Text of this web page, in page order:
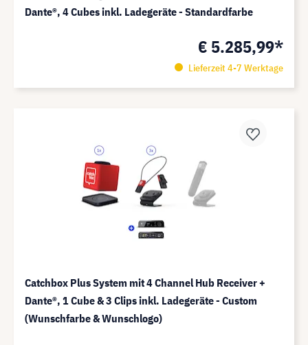
Dante®️, 4 Cubes inkl. Ladegeräte - Standardfarbe
€ 5.285,99*
Lieferzeit 4-7 Werktage
Catchbox Plus System mit 4 Channel Hub Receiver +
Dante®️, 1 Cube & 3 Clips inkl. Ladegeräte - Custom
(Wunschfarbe & Wunschlogo)